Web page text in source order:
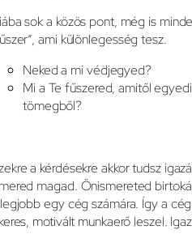
sok a közös pont, még is
ami különlegesség tesz.
Neked a mi védjegyed?
Mi a Te fűszered, amitől
tömegből?
a kérdésekre akkor tudsz
magad. Önismereted
egy cég számára. Így a
motivált munkaerő leszel.